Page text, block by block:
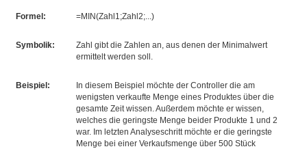
Formel: =MIN(Zahl1;Zahl2;...)
Symbolik:
Zahl gibt die Zahlen an, aus denen der Minimalwert
ermittelt werden soll.
Beispiel:
In diesem Beispiel möchte der Controller die am
wenigsten verkaufte Menge eines Produktes über die
gesamte Zeit wissen. Außerdem möchte er wissen,
welches die geringste Menge beider Produkte 1 und 2
war. Im letzten Analyseschritt möchte er die geringste
Menge bei einer Verkaufsmenge über 500 Stück